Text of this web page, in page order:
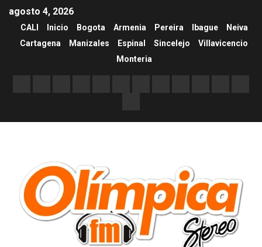
agosto 4, 2026
CALI Inicio Bogota Armenia Pereira Ibague
Neiva
Cartagena
Manizales Espinal Sincelejo
Villavicencio
Monteria